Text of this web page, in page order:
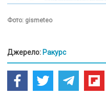
Фото: gismeteo
Джерело: Ракурс